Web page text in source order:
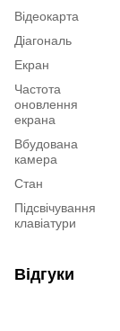
Відеокарта
Діагональ
Екран
Частота
оновлення
екрана
Вбудована
камера
Стан
Підсвічування
клавіатури
Відгуки